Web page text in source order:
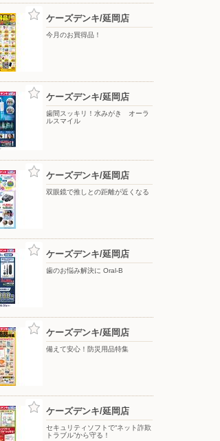
ケーズデンキ/延岡店
今月のお買得品！
ケーズデンキ/延岡店
歯間スッキリ！水みがき オーラ
ルスマイル
ケーズデンキ/延岡店
双眼鏡で推しとの距離が近くなる
ケーズデンキ/延岡店
歯のお悩み解決に Oral-B
ケーズデンキ/延岡店
備えて安心！防災用品特集
ケーズデンキ/延岡店
セキュリティソフトで“ネット詐欺
トラブル”から守る！